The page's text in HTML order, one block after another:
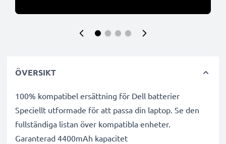
ÖVERSIKT
100% kompatibel ersättning för Dell batterier
Speciellt utformade för att passa din laptop. Se den
fullständiga listan över kompatibla enheter.
Garanterad 4400mAh kapacitet